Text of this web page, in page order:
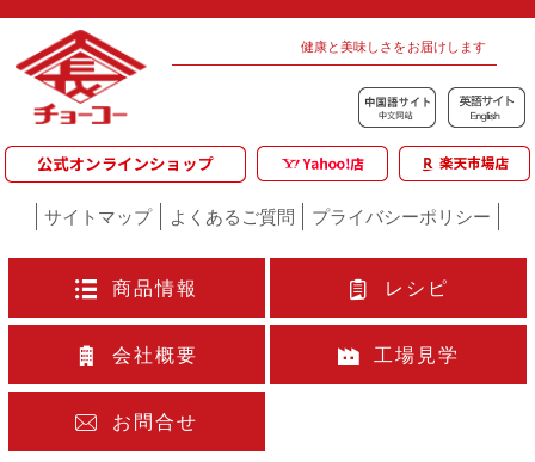
健康と美味しさをお届けします
サイトマップ よくあるご質問 プライバシーポリシー
商品情報 レシピ
会社概要 工場見学
お問合せ